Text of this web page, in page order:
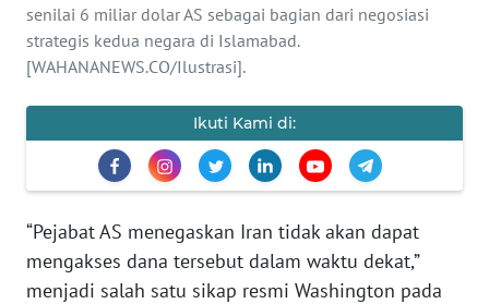
senilai 6 miliar dolar AS sebagai bagian dari negosiasi
strategis kedua negara di Islamabad.
[WAHANANEWS.CO/Ilustrasi].
Ikuti Kami di:
“Pejabat AS menegaskan Iran tidak akan dapat
mengakses dana tersebut dalam waktu dekat,”
menjadi salah satu sikap resmi Washington pada
EDITORIAL
INDEKS
BERITA